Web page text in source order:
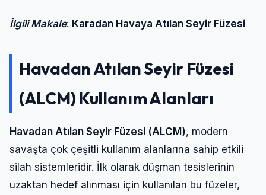
İlgili Makale: Karadan Havaya Atılan Seyir Füzesi
Havadan Atılan Seyir Füzesi
(ALCM) Kullanım Alanları
Havadan Atılan Seyir Füzesi (ALCM), modern
savaşta çok çeşitli kullanım alanlarına sahip etkili
silah sistemleridir. İlk olarak düşman tesislerinin
uzaktan hedef alınması için kullanılan bu füzeler,